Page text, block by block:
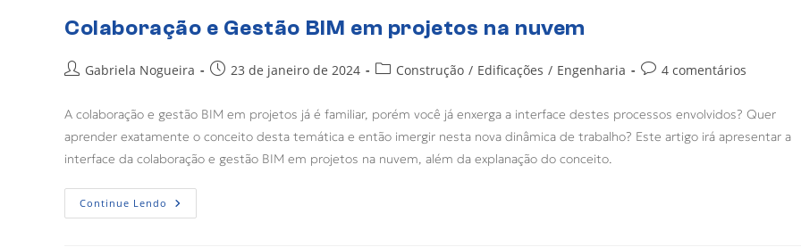
Colaboração e Gestão BIM em projetos na nuvem
Gabriela Nogueira 23 de janeiro de 2024 Construção / Edificações / Engenharia 4 comentários
A colaboração e gestão BIM em projetos já é familiar, porém você já enxerga a interface destes processos envolvidos? Quer
aprender exatamente o conceito desta temática e então imergir nesta nova dinâmica de trabalho? Este artigo irá apresentar a
interface da colaboração e gestão BIM em projetos na nuvem, além da explanação do conceito.
Continue Lendo